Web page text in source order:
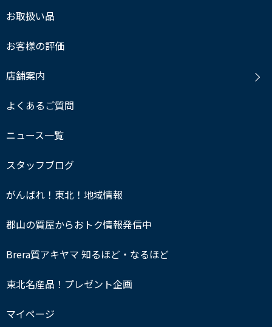
お取扱い品
お客様の評価
店舗案内
よくあるご質問
ニュース一覧
スタッフブログ
がんばれ！東北！地域情報
郡山の質屋からおトク情報発信中
Brera質アキヤマ 知るほど・なるほど
東北名産品！プレゼント企画
マイページ